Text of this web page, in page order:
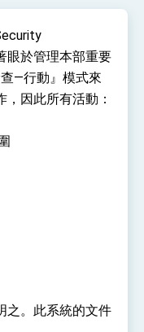
6大目標、創5大歷史
向加速臺灣經濟轉型
盡速通過
立對等關稅15%且不
對等關稅
專訪內容
》撰文指出：自由
能守護繁榮
華雜誌》50週年慶
」開幕式，期許數
伴對話」記者會 說
與民主夥伴共同引
代雜誌」專訪，闡
印尼半導體供應鏈合
聯邦參議員蓋耶哥
庫「德國馬歇爾基金
眼於管理本部重要
—行動』模式來
因此所有活動：
之。此系統的文件